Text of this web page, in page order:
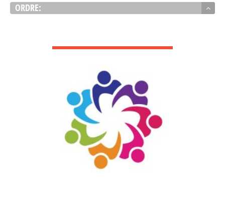
ORDRE: